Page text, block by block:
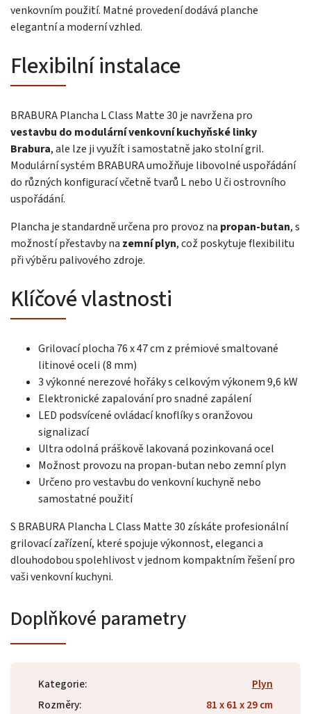
venkovním použití. Matné provedení dodává planche
elegantní a moderní vzhled.
Flexibilní instalace
BRABURA Plancha L Class Matte 30 je navržena pro
vestavbu do modulární venkovní kuchyňské linky
Brabura, ale lze ji využít i samostatně jako stolní gril.
Modulární systém BRABURA umožňuje libovolné uspořádání
do různých konfigurací včetně tvarů L nebo U či ostrovního
uspořádání.
Plancha je standardně určena pro provoz na propan-butan, s
možností přestavby na zemní plyn, což poskytuje flexibilitu
při výběru palivového zdroje.
Klíčové vlastnosti
Grilovací plocha 76 x 47 cm z prémiové smaltované
litinové oceli (8 mm)
3 výkonné nerezové hořáky s celkovým výkonem 9,6 kW
Elektronické zapalování pro snadné zapálení
LED podsvícené ovládací knoflíky s oranžovou
signalizací
Ultra odolná práškově lakovaná pozinkovaná ocel
Možnost provozu na propan-butan nebo zemní plyn
Určeno pro vestavbu do venkovní kuchyně nebo
samostatné použití
S BRABURA Plancha L Class Matte 30 získáte profesionální
grilovací zařízení, které spojuje výkonnost, eleganci a
dlouhodobou spolehlivost v jednom kompaktním řešení pro
vaši venkovní kuchyni.
Doplňkové parametry
Kategorie:
Plyn
Rozměry:
81 x 61 x 29 cm